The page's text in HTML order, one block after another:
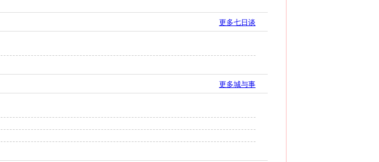
更多七日谈
更多城与事